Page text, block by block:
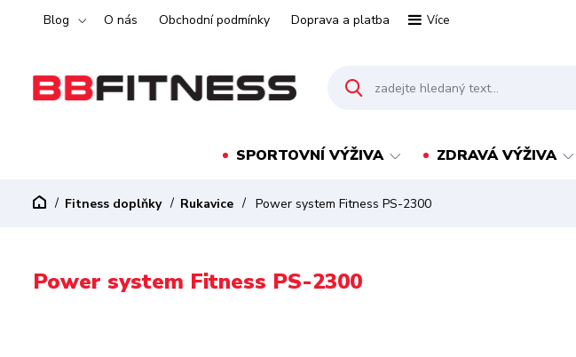
Blog O nás Obchodní podmínky Doprava a platba Více
SPORTOVNÍ VÝŽIVA ZDRAVÁ VÝŽIVA
Fitness doplňky Rukavice Power system Fitness PS-2300
Power system Fitness PS-2300